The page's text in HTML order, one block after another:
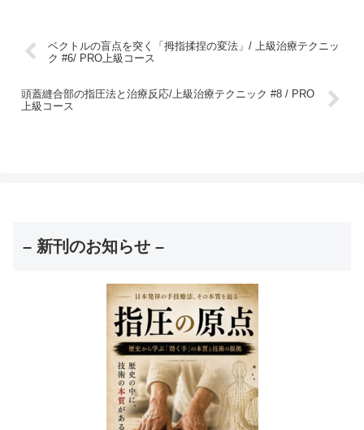
ベクトルの盲点を突く「拇指揉捏の変法」/ 上級治療テクニッ
ク #6/ PRO上級コース
頭蓋縫合部の指圧法と治療反応/上級治療テクニック #8 / PRO
上級コース
– 新刊のお知らせ –